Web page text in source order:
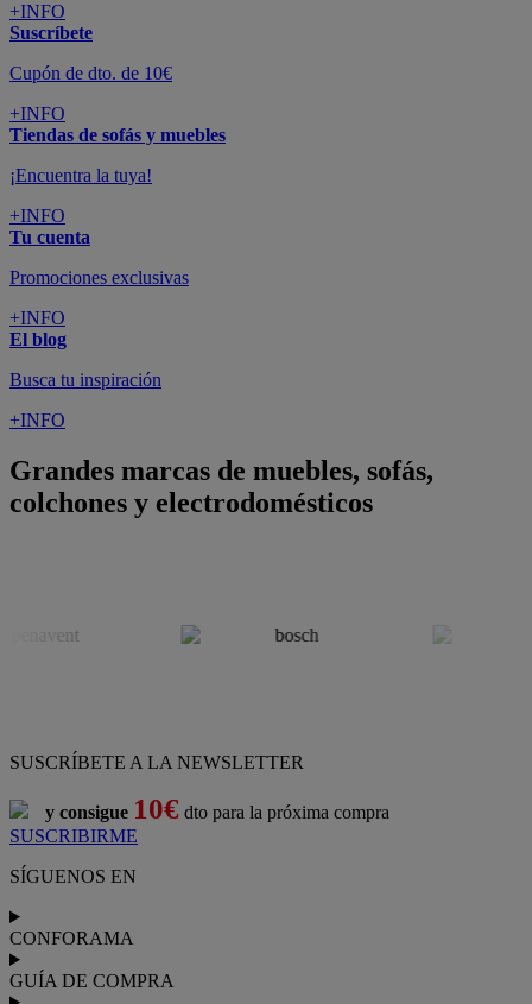
+INFO
Suscríbete
Cupón de dto. de 10€
+INFO
Tiendas de sofás y muebles
¡Encuentra la tuya!
+INFO
Tu cuenta
Promociones exclusivas
+INFO
El blog
Busca tu inspiración
+INFO
Grandes marcas de muebles, sofás,
colchones y electrodomésticos
SUSCRÍBETE A LA NEWSLETTER
y consigue 10€ dto para la próxima compra
SUSCRIBIRME
SÍGUENOS EN
CONFORAMA
GUÍA DE COMPRA